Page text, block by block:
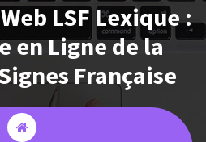
LSF Lexique :
en Ligne de la
Française